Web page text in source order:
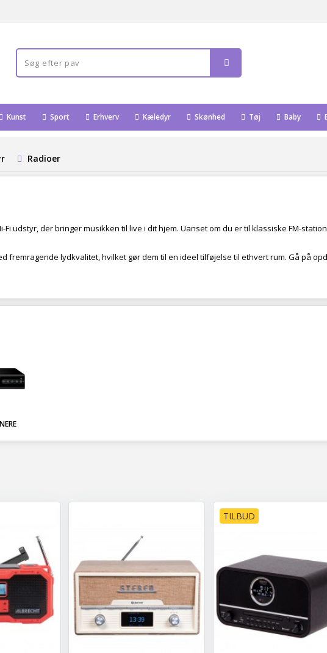
Kunst Sport Erhverv Kæledyr Skønhed Tøj Baby
Radioer
udstyr, der bringer musikken til live i dit hjem. Uanset om du er til klassiske FM-
fremragende lydkvalitet, hvilket gør dem til en ideel tilføjelse til ethvert rum. Gå på
TILBUD